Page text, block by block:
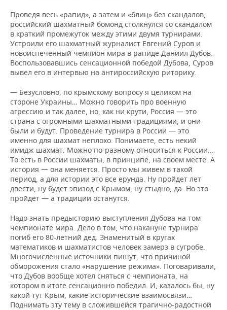
Проведя весь «рапид», а затем и «блиц» без скандалов,
российский шахматный бомонд столкнулся со скандалом
в краткий промежуток между этими двумя турнирами.
Устроили его шахматный журналист Евгений Суров и
новоиспеченный чемпион мира в рапиде Даниил Дубов.
Воспользовавшись сенсационной победой Дубова, Суров
вывел его в интервью на антироссийскую риторику.
— Безусловно, по крымскому вопросу я целиком на
стороне Украины… Можно говорить про военную
агрессию и так далее, но, как ни крути, Россия — это
страна с огромными шахматными традициями, и они
были и будут. Проведение турнира в России — это
именно для шахмат неплохо. Понимаете, есть некий
имидж шахмат. Можно по-разному относиться к России...
То есть в России шахматы, в принципе, на своем месте. А
история — она меняется. Просто мы живем в такой
период, а для истории это все ерунда. Ну пройдет лет
двести, ну будет эпизод с Крымом, ну стыдно, да. Но это
пройдет — а традиции останутся.
Надо знать предысторию выступления Дубова на том
чемпионате мира. Дело в том, что накануне турнира
погиб его 80-летний дед. Знаменитый в кругах
математиков и шахматистов человек замерз в сугробе.
Многочисленные источники пишут, что причиной
обморожения стало «нарушение режима». Поговаривали,
что Дубов вообще хотел сняться с чемпионата, на
котором в итоге сенсационно победил. И, казалось бы, ну
какой тут Крым, какие исторические взаимосвязи…
Поднимать эту тему в сложившейся трагично-радостной